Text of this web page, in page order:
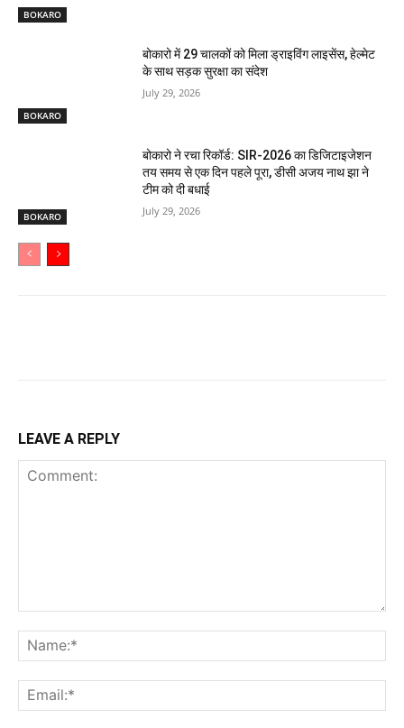
BOKARO
BOKARO
बोकारो में 29 चालकों को मिला ड्राइविंग लाइसेंस, हेल्मेट
के साथ सड़क सुरक्षा का संदेश
July 29, 2026
BOKARO
बोकारो ने रचा रिकॉर्ड: SIR-2026 का डिजिटाइजेशन
तय समय से एक दिन पहले पूरा, डीसी अजय नाथ झा ने
टीम को दी बधाई
July 29, 2026
LEAVE A REPLY